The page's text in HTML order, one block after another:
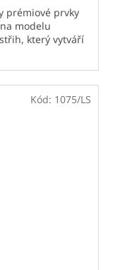
prémiové prvky
modelu
který vytváří
Kód: 1075/LS